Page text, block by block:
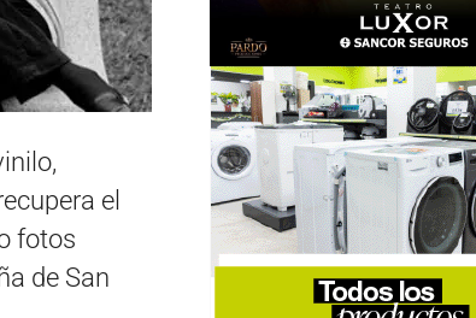
el
fotos
de San